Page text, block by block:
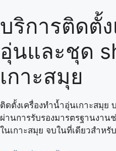
บริการติดตั้
อุ่นและชุด
เกาะสมุย
ติดตั้งเครื่องทำน้ำอุ่นเกาะสมุย
ผ่านการรับรองมารตรฐานงา
ในเกาะสมุย จบในที่เดียวสำหรั